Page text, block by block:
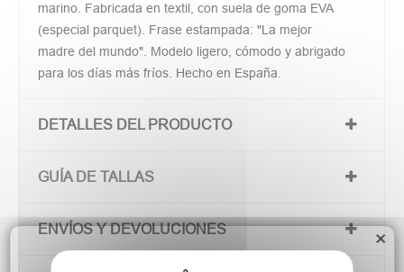
marino. Fabricada en textil, con suela de goma EVA
(especial parquet). Frase estampada: "La mejor
madre del mundo". Modelo ligero, cómodo y abrigado
para los días más fríos. Hecho en España.
DETALLES DEL PRODUCTO
GUÍA DE TALLAS
ENVÍOS Y DEVOLUCIONES ×